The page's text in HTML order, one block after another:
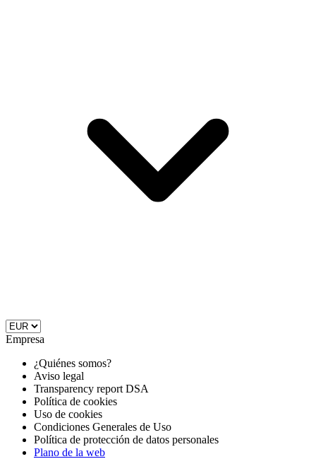
Empresa
¿Quiénes somos?
Aviso legal
Transparency report DSA
Política de cookies
Uso de cookies
Condiciones Generales de Uso
Política de protección de datos personales
Plano de la web